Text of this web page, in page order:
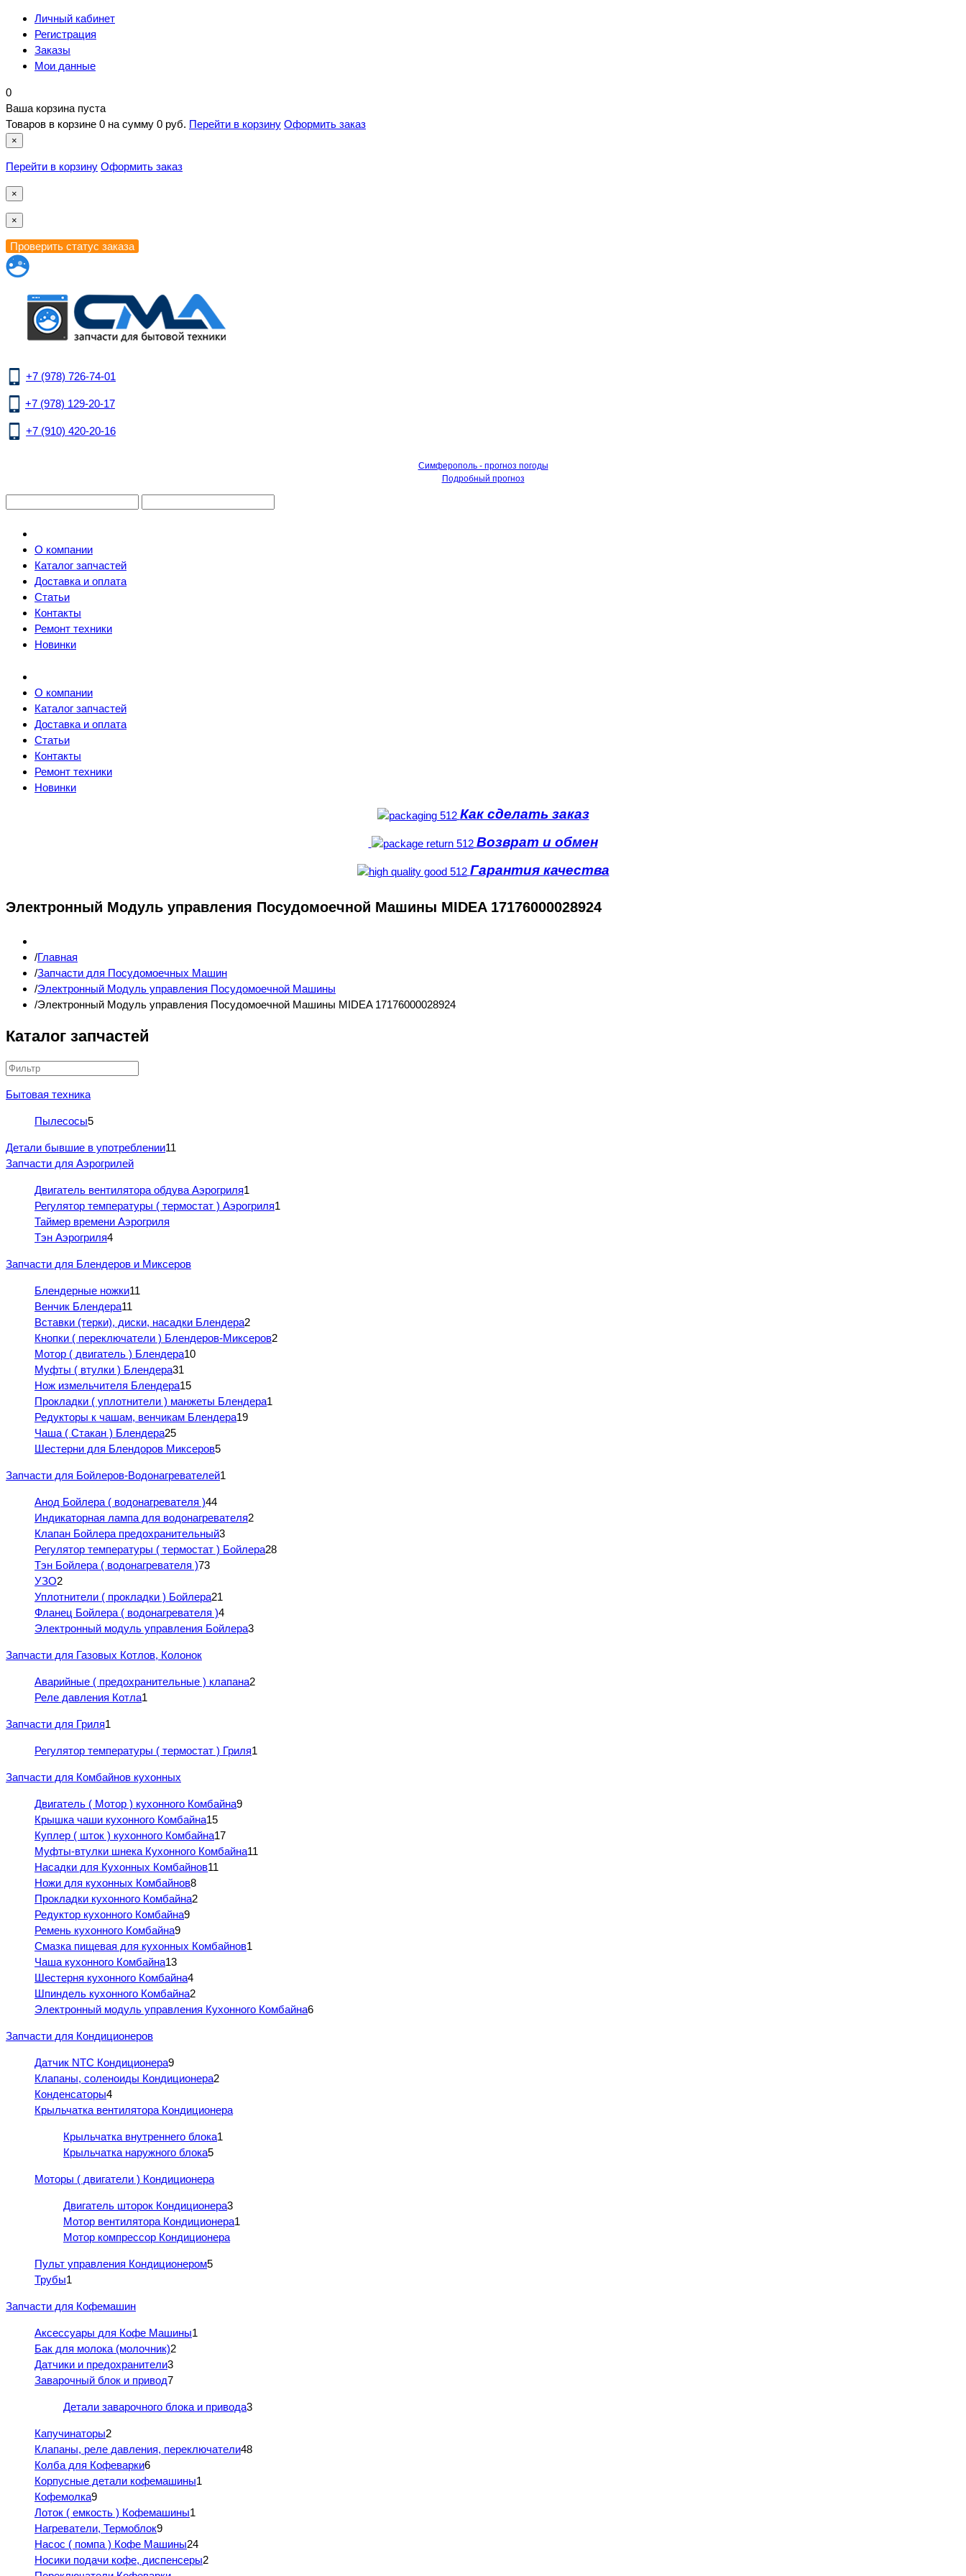
Личный кабинет
Регистрация
Заказы
Мои данные
0
Ваша корзина пуста
Товаров в корзине 0 на сумму 0 руб. Перейти в корзину Оформить заказ
×
Перейти в корзину Оформить заказ
×
×
+7 (978) 726-74-01
+7 (978) 129-20-17
+7 (910) 420-20-16
Симферополь - прогноз погоды
Подробный прогноз
О компании
Каталог запчастей
Доставка и оплата
Статьи
Контакты
Ремонт техники
Новинки
О компании
Каталог запчастей
Доставка и оплата
Статьи
Контакты
Ремонт техники
Новинки
Как сделать заказ
Возврат и обмен
Гарантия качества
Электронный Модуль управления Посудомоечной Машины MIDEA 17176000028924
Главная
Запчасти для Посудомоечных Машин
Электронный Модуль управления Посудомоечной Машины
Электронный Модуль управления Посудомоечной Машины MIDEA 17176000028924
Каталог запчастей
Бытовая техника
Пылесосы5
Детали бывшие в употреблении11
Запчасти для Аэрогрилей
Двигатель вентилятора обдува Аэрогриля1
Регулятор температуры ( термостат ) Аэрогриля1
Таймер времени Аэрогриля
Тэн Аэрогриля4
Запчасти для Блендеров и Миксеров
Блендерные ножки11
Венчик Блендера11
Вставки (терки), диски, насадки Блендера2
Кнопки ( переключатели ) Блендеров-Миксеров2
Мотор ( двигатель ) Блендера10
Муфты ( втулки ) Блендера31
Нож измельчителя Блендера15
Прокладки ( уплотнители ) манжеты Блендера1
Редукторы к чашам, венчикам Блендера19
Чаша ( Стакан ) Блендера25
Шестерни для Блендоров Миксеров5
Запчасти для Бойлеров-Водонагревателей1
Анод Бойлера ( водонагревателя )44
Индикаторная лампа для водонагревателя2
Клапан Бойлера предохранительный3
Регулятор температуры ( термостат ) Бойлера28
Тэн Бойлера ( водонагревателя )73
УЗО2
Уплотнители ( прокладки ) Бойлера21
Фланец Бойлера ( водонагревателя )4
Электронный модуль управления Бойлера3
Запчасти для Газовых Котлов, Колонок
Аварийные ( предохранительные ) клапана2
Реле давления Котла1
Запчасти для Гриля1
Регулятор температуры ( термостат ) Гриля1
Запчасти для Комбайнов кухонных
Двигатель ( Мотор ) кухонного Комбайна9
Крышка чаши кухонного Комбайна15
Куплер ( шток ) кухонного Комбайна17
Муфты-втулки шнека Кухонного Комбайна11
Насадки для Кухонных Комбайнов11
Ножи для кухонных Комбайнов8
Прокладки кухонного Комбайна2
Редуктор кухонного Комбайна9
Ремень кухонного Комбайна9
Смазка пищевая для кухонных Комбайнов1
Чаша кухонного Комбайна13
Шестерня кухонного Комбайна4
Шпиндель кухонного Комбайна2
Электронный модуль управления Кухонного Комбайна6
Запчасти для Кондиционеров
Датчик NTC Кондиционера9
Клапаны, соленоиды Кондиционера2
Конденсаторы4
Крыльчатка вентилятора Кондиционера
Крыльчатка внутреннего блока1
Крыльчатка наружного блока5
Моторы ( двигатели ) Кондиционера
Двигатель шторок Кондиционера3
Мотор вентилятора Кондиционера1
Мотор компрессор Кондиционера
Пульт управления Кондиционером5
Трубы1
Запчасти для Кофемашин
Аксессуары для Кофе Машины1
Бак для молока (молочник)2
Датчики и предохранители3
Заварочный блок и привод7
Детали заварочного блока и привода3
Капучинаторы2
Клапаны, реле давления, переключатели48
Колба для Кофеварки6
Корпусные детали кофемашины1
Кофемолка9
Лоток ( емкость ) Кофемашины1
Нагреватели, Термоблок9
Насос ( помпа ) Кофе Машины24
Носики подачи кофе, диспенсеры2